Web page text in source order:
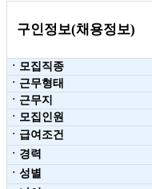
구인정보(채용정보)
ㆍ모집직종
ㆍ근무형태
ㆍ근무지
ㆍ모집인원
ㆍ급여조건
ㆍ경력
ㆍ성별